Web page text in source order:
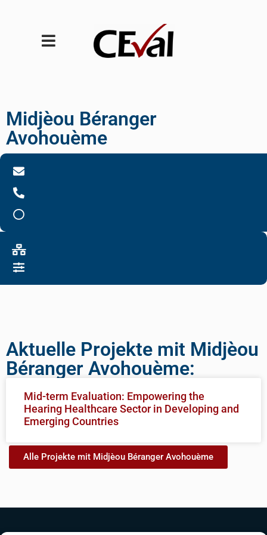
Midjèou Béranger
Avohouème
Aktuelle Projekte mit Midjèou
Béranger Avohouème:
Mid-term Evaluation: Empowering the
Hearing Healthcare Sector in Developing and
Emerging Countries
Alle Projekte mit Midjèou Béranger Avohouème